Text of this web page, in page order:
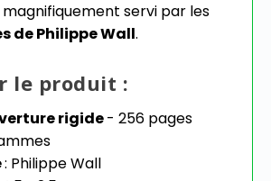
magnifiquement servi par les
de Philippe Wall.
le produit :
rigide- 256 pages
: Philippe Wall